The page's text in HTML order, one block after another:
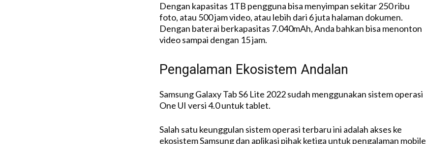
Dengan kapasitas 1TB pengguna bisa menyimpan sekitar 250 ribu
foto, atau 500 jam video, atau lebih dari 6 juta halaman dokumen.
Dengan baterai berkapasitas 7.040mAh, Anda bahkan bisa menonton
video sampai dengan 15 jam.
Pengalaman Ekosistem Andalan
Samsung Galaxy Tab S6 Lite 2022 sudah menggunakan sistem operasi
One UI versi 4.0 untuk tablet.
Salah satu keunggulan sistem operasi terbaru ini adalah akses ke
ekosistem Samsung dan aplikasi pihak ketiga untuk pengalaman mobile